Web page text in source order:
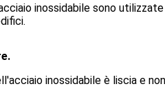
inossidabile sono
inossidabile è liscia e